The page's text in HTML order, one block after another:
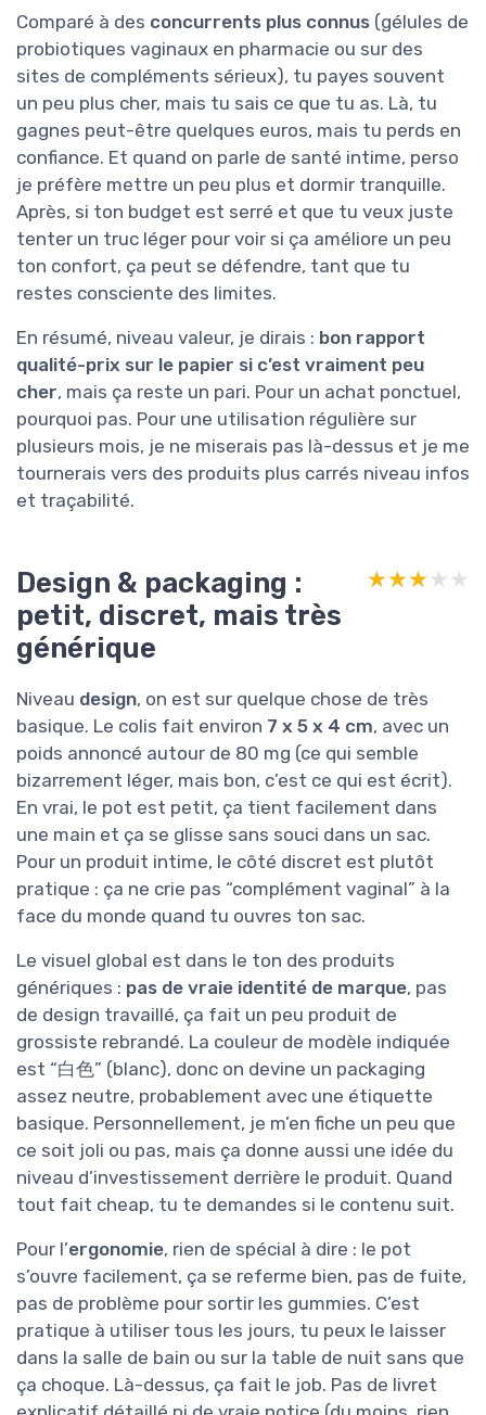
Comparé à des concurrents plus connus (gélules de
probiotiques vaginaux en pharmacie ou sur des
sites de compléments sérieux), tu payes souvent
un peu plus cher, mais tu sais ce que tu as. Là, tu
gagnes peut-être quelques euros, mais tu perds en
confiance. Et quand on parle de santé intime, perso
je préfère mettre un peu plus et dormir tranquille.
Après, si ton budget est serré et que tu veux juste
tenter un truc léger pour voir si ça améliore un peu
ton confort, ça peut se défendre, tant que tu
restes consciente des limites.
En résumé, niveau valeur, je dirais : bon rapport
qualité-prix sur le papier si c’est vraiment peu
cher, mais ça reste un pari. Pour un achat ponctuel,
pourquoi pas. Pour une utilisation régulière sur
plusieurs mois, je ne miserais pas là-dessus et je me
tournerais vers des produits plus carrés niveau infos
et traçabilité.
Design & packaging :
petit, discret, mais très
générique
★★★★★
★★★★★
Niveau design, on est sur quelque chose de très
basique. Le colis fait environ 7 x 5 x 4 cm, avec un
poids annoncé autour de 80 mg (ce qui semble
bizarrement léger, mais bon, c’est ce qui est écrit).
En vrai, le pot est petit, ça tient facilement dans
une main et ça se glisse sans souci dans un sac.
Pour un produit intime, le côté discret est plutôt
pratique : ça ne crie pas “complément vaginal” à la
face du monde quand tu ouvres ton sac.
Le visuel global est dans le ton des produits
génériques : pas de vraie identité de marque, pas
de design travaillé, ça fait un peu produit de
grossiste rebrandé. La couleur de modèle indiquée
est “白色” (blanc), donc on devine un packaging
assez neutre, probablement avec une étiquette
basique. Personnellement, je m’en fiche un peu que
ce soit joli ou pas, mais ça donne aussi une idée du
niveau d’investissement derrière le produit. Quand
tout fait cheap, tu te demandes si le contenu suit.
Pour l’ergonomie, rien de spécial à dire : le pot
s’ouvre facilement, ça se referme bien, pas de fuite,
pas de problème pour sortir les gummies. C’est
pratique à utiliser tous les jours, tu peux le laisser
dans la salle de bain ou sur la table de nuit sans que
ça choque. Là-dessus, ça fait le job. Pas de livret